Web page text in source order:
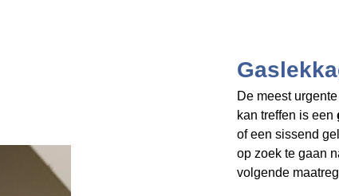
De meest
kan treffen is een
of een sissend
op zoek te gaan
volgende